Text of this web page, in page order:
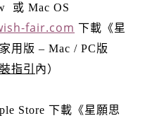
或 Mac OS
fair.com 下載《星
用版 – Mac / PC版
指引 內）
Store 下載《星願思